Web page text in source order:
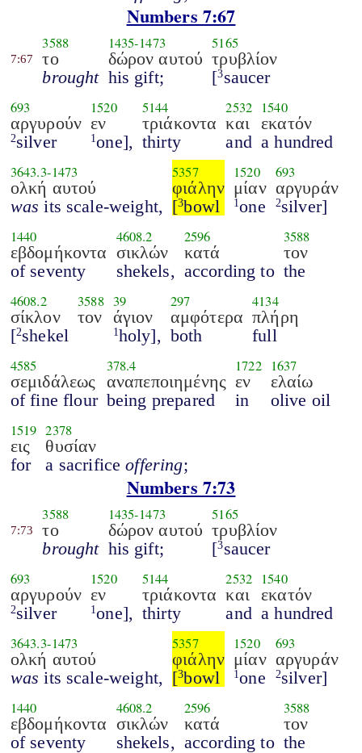
Numbers 7:67
7:67
3588
το
brought
1435-1473
δώρον αυτού
his gift;
5165
τρυβλίον
[3saucer
693
αργυρούν
2silver
1520
εν
1 one],
5144
τριάκοντα
thirty
2532
και
and
1540
εκατόν
a hundred
3643.3-1473
ολκή αυτού
was its scale-weight,
5357
φιάλην
[3bowl
1520
μίαν
1 one
693
αργυράν
2silver]
1440
εβδομήκοντα
of seventy
4608.2
σικλών
shekels,
2596
κατά
according to
3588
τον
the
4608.2
σίκλον
[2shekel
3588
τον
39
άγιον
1 holy],
297
αμφότερα
both
4134
πλήρη
full
4585
σεμιδάλεως
of fine flour
378.4
αναπεποιημένης
being prepared
1722
εν
in
1637
ελαίω
olive oil
1519
εις
for
2378
θυσίαν
a sacrificeoffering;
Numbers 7:73
7:73
3588
το
brought
1435-1473
δώρον αυτού
his gift;
5165
τρυβλίον
[3saucer
693
αργυρούν
2silver
1520
εν
1 one],
5144
τριάκοντα
thirty
2532
και
and
1540
εκατόν
a hundred
3643.3-1473
ολκή αυτού
was its scale-weight,
5357
φιάλην
[3bowl
1520
μίαν
1 one
693
αργυράν
2silver]
1440
εβδομήκοντα
of seventy
4608.2
σικλών
shekels,
2596
κατά
according to
3588
τον
the